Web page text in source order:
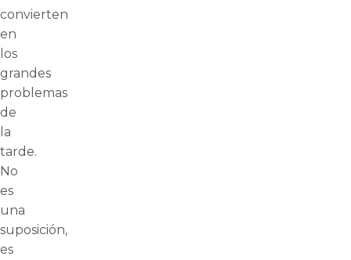
convierten
en
los
grandes
problemas
de
la
tarde.
No
es
una
suposición,
es